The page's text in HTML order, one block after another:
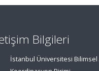
Bilgileri
İstanbul Üniversitesi Bilimsel